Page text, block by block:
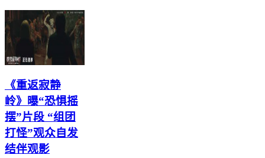
《重返寂静
岭》曝“恐惧摇
摆”片段 “组团
打怪”观众自发
结伴观影